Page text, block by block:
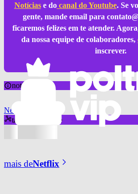
Notíciase docanal do Youtube. Se
gente, mande email para
ficaremos felizes em te atender.
da nossa equipe de colaboradores,
inscrever.
notícia sobre
Netflix
também aparece
mais deNetflix